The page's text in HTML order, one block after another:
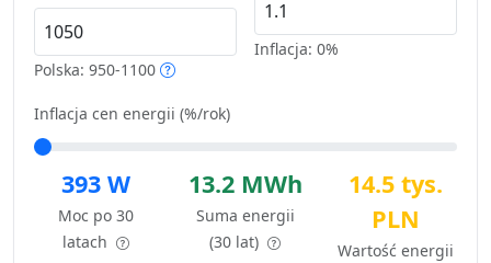
Polska: 950-1100
Inflacja: 0%
Inflacja cen energii (%/rok)
393 W
Moc po 30
latach
13.2 MWh
Suma energii
(30 lat)
14.5 tys.
PLN
Wartość energii